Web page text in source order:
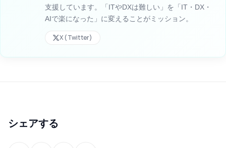
支援しています。「ITやDXは難しい」を「IT・DX・
AIで楽になった」に変えることがミッション。
X (Twitter)
シェアする